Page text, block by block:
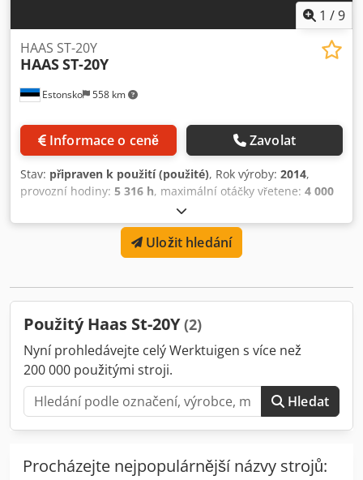
1 /9
Estonsko 558 km
HAAS ST-20Y
HAASST-20Y
Informace o ceně Zavolat
Stav: připraven k použití (použité), Rok výroby: 2014,
provozní hodiny: 5 316 h, maximální otáčky vřetene: 4 000
, pojezdová dráha osy X:
mm, pojezd osy Z:572 mm, počet os:3, Tento tříosý stroj
HAAS ST-20Y byl vyroben v roce 2014. Je vybaven CNC
soustruhem s možnostmi os C a Y, otáčkami vřetena 4000
12staniční revolver, dopravník třísek a programovatelný
operace. Pokud chcete získat vysoce kvalitní soustružnické
schopnosti, zvažte stroj HAAS ST-20Y, který máme na
prodej. Pro více informací o tomto stroji nás kontaktujte.
Crjdpfx Absx D Nzpefef
Uložit hledání
Použitý Haas St-20Y(2)
Nyní prohledávejte celý Werktuigen s více než
200 000 použitými stroji.
Hledat
Procházejte nejpopulárnější názvy strojů: